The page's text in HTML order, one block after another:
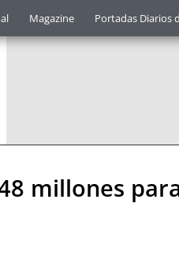
Magazine Portadas Diarios
millones